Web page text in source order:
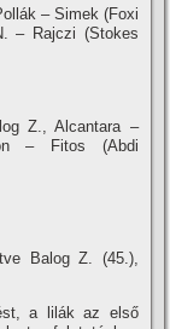
– Simek (Foxi
– Rajczi (Stokes
Z., Alcantara –
– Fitos (Abdi
Balog Z. (45.),
a lilák az első